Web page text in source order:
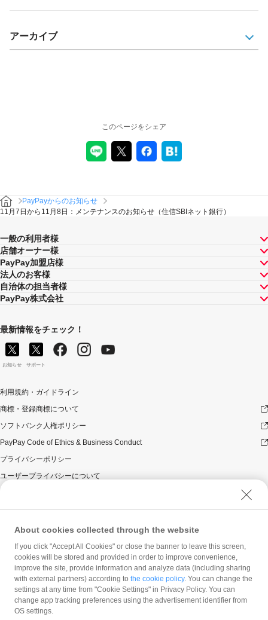
アーカイブ
このページをシェア
PayPayからのお知らせ
11月7日から11月8日：メンテナンスのお知らせ（住信SBIネット銀行）
一般の利用者様
店舗オーナー様
PayPay加盟店様
法人のお客様
自治体の担当者様
PayPay株式会社
最新情報をチェック！
お知らせ サポート
利用規約・ガイドライン
商標・登録商標について
ソフトバンク人権ポリシー
PayPay Code of Ethics & Business Conduct
プライバシーポリシー
ユーザープライバシーについて
ウェブサイト利用規約
反社会的勢力に対する方針
勧誘方針
マネロン等基本方針
カスタマーハラスメントに関する当社の考え方
About cookies collected through the website
If you click "Accept All Cookies" or close the banner to leave this screen,
cookies will be stored and provided in order to improve convenience,
improve the site, provide information and analyze data (including sharing
with external partners) according to the cookie policy. You can change the
settings at any time from "Cookie Settings" in Privacy Policy. You can
change app tracking preferences using the advertisement identifier from
OS settings.